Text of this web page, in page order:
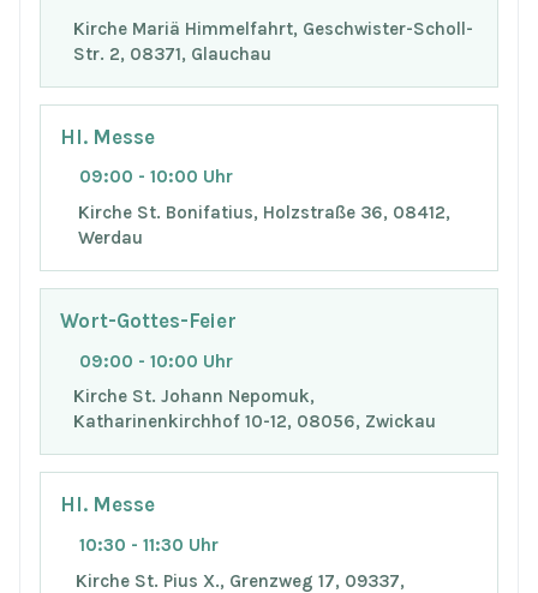
Kirche Mariä Himmelfahrt, Geschwister-Scholl-
Str. 2, 08371, Glauchau
Hl. Messe
09:00 - 10:00 Uhr
Kirche St. Bonifatius, Holzstraße 36, 08412,
Werdau
Wort-Gottes-Feier
09:00 - 10:00 Uhr
Kirche St. Johann Nepomuk,
Katharinenkirchhof 10-12, 08056, Zwickau
Hl. Messe
10:30 - 11:30 Uhr
Kirche St. Pius X., Grenzweg 17, 09337,